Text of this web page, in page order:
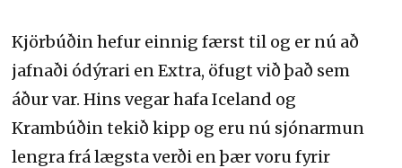
Kjörbúðin hefur einnig færst til og er nú að
jafnaði ódýrari en Extra, öfugt við það sem
áður var. Hins vegar hafa Iceland og
Krambúðin tekið kipp og eru nú sjónarmun
lengra frá lægsta verði en þær voru fyrir